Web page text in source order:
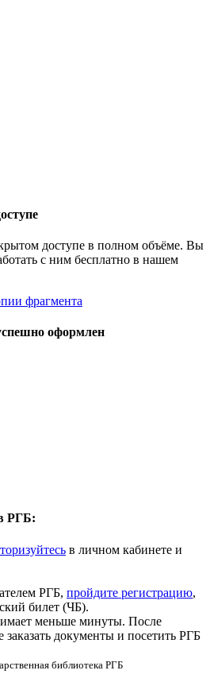
доступе в полном объёме. Вы
с ним бесплатно в нашем
фрагмента
оформлен
РГБ:
в личном кабинете и
РГБ, пройдите регистрацию,
билет (ЧБ).
меньше минуты. После
документы и посетить РГБ
библиотека РГБ